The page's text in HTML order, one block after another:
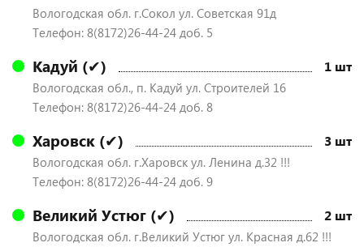
Вологодская обл. г.Сокол ул. Советская 91д
Телефон: 8(8172)26-44-24 доб. 5
Кадуй (✔) 1 шт
Вологодская обл., п. Кадуй ул. Строителей 16
Телефон: 8(8172)26-44-24 доб. 8
Харовск (✔) 3 шт
Вологодская обл. г.Харовск ул. Ленина д.32 !!!
Телефон: 8(8172)26-44-24 доб. 9
Великий Устюг (✔) 2 шт
Вологодская обл. г.Великий Устюг ул. Красная д.62 !!!